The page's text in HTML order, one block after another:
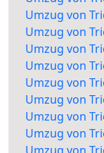
Umzug von
Umzug von
Umzug von
Umzug von
Umzug von
Umzug von
Umzug von
Umzug von